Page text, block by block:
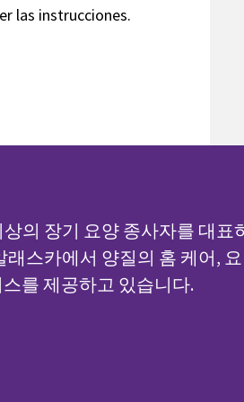
las instrucciones.
상의 장기 요양 종사자를 대표
래스카에서 양질의 홈 케어, 요
를 제공하고 있습니다.